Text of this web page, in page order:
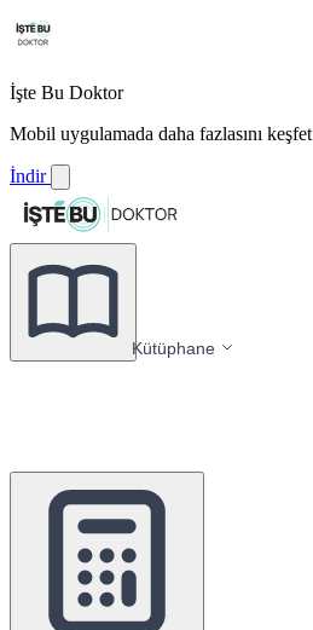
İşte Bu Doktor
Mobil uygulamada daha fazlasını keşfet
İndir
Kütüphane